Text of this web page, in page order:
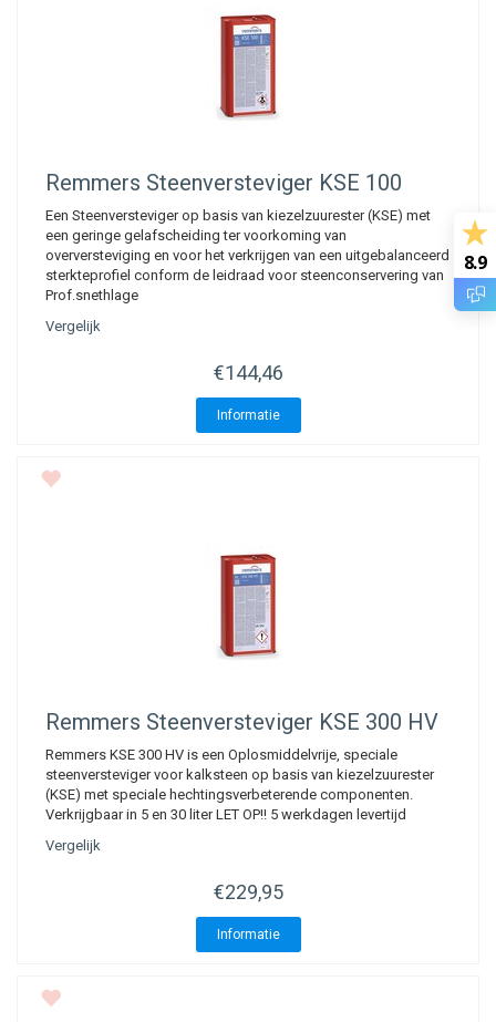
Remmers Steenversteviger KSE 100
Een Steenversteviger op basis van kiezelzuurester (KSE) met
een geringe gelafscheiding ter voorkoming van
overversteviging en voor het verkrijgen van een uitgebalanceerd
sterkteprofiel conform de leidraad voor steenconservering van
Prof.snethlage
Vergelijk
€144,46
Informatie
Remmers Steenversteviger KSE 300 HV
Remmers KSE 300 HV is een Oplosmiddelvrije, speciale
steenversteviger voor kalksteen op basis van kiezelzuurester
(KSE) met speciale hechtingsverbeterende componenten.
Verkrijgbaar in 5 en 30 liter LET OP!! 5 werkdagen levertijd
Vergelijk
€229,95
Informatie
8.9